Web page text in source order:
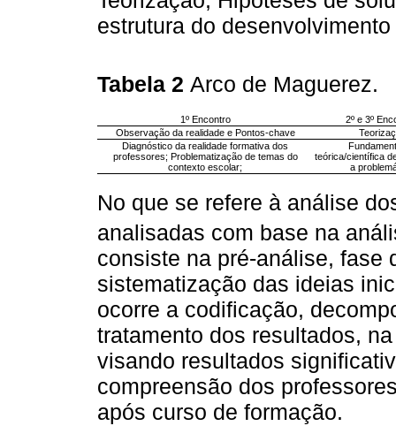
estrutura do
Tabela 2 Arco de Maguerez.
1º Encontro
2º e 3º
Observação da realidade e Pontos-chave
Diagnóstico da realidade formativa dos
professores; Problematização de temas do
contexto escolar;
teórica/científica
a
No que se refere à análise
analisadas com base na
consiste na pré-análise, fase
sistematização das ideias
ocorre a codificação,
tratamento dos resultados,
visando resultados
compreensão dos
após curso de formação.